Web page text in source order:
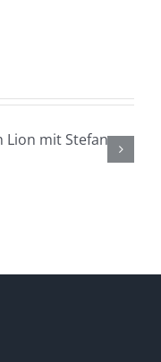
Uhr*
Live mit Ingo